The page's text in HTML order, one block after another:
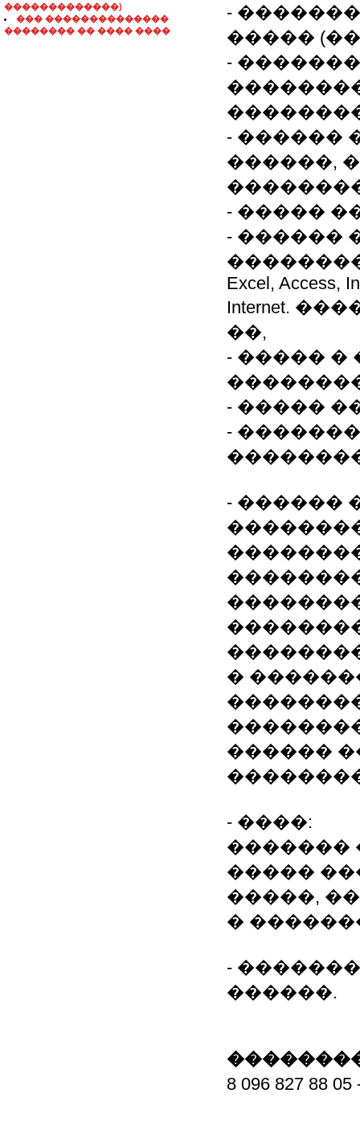
�������������)
��� ��������������
�������� �� ���� ����
-
�����
-
- ������
������,
- �����
- ������
Excel, Access,
Internet.
��,
- �����
- �����
-
- ������
�
������
- ����:
�������
�����
�����,
�
-
������.
8 096 827